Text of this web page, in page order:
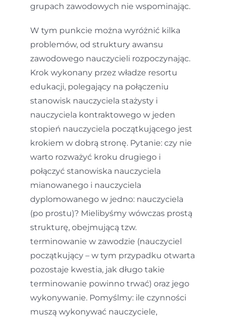
grupach zawodowych nie wspominając.
W tym punkcie można wyróżnić kilka
problemów, od struktury awansu
zawodowego nauczycieli rozpoczynając.
Krok wykonany przez władze resortu
edukacji, polegający na połączeniu
stanowisk nauczyciela stażysty i
nauczyciela kontraktowego w jeden
stopień nauczyciela początkującego jest
krokiem w dobrą stronę. Pytanie: czy nie
warto rozważyć kroku drugiego i
połączyć stanowiska nauczyciela
mianowanego i nauczyciela
dyplomowanego w jedno: nauczyciela
(po prostu)? Mielibyśmy wówczas prostą
strukturę, obejmującą tzw.
terminowanie w zawodzie (nauczyciel
początkujący – w tym przypadku otwarta
pozostaje kwestia, jak długo takie
terminowanie powinno trwać) oraz jego
wykonywanie. Pomyślmy: ile czynności
muszą wykonywać nauczyciele,